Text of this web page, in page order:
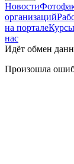
Новости
организаций
на портале
нас
Идёт обмен
Произошла